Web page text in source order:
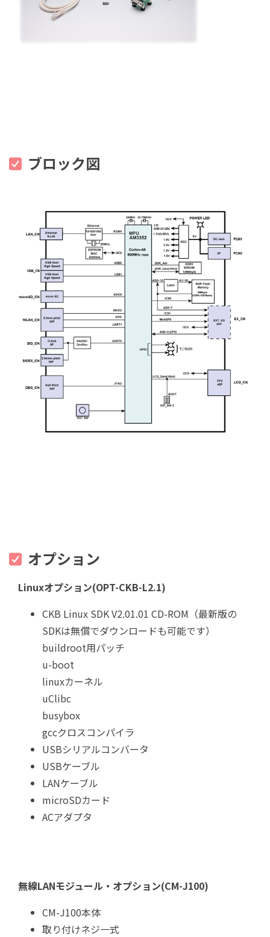
ブロック図
オプション
Linuxオプション(OPT-CKB-L2.1)
CKB Linux SDK V2.01.01 CD-ROM（最新版の
SDKは無償でダウンロードも可能です）
buildroot用パッチ
u-boot
linuxカーネル
uClibc
busybox
gccクロスコンパイラ
USBシリアルコンバータ
USBケーブル
LANケーブル
microSDカード
ACアダプタ
無線LANモジュール・オプション(CM-J100)
CM-J100本体
取り付けネジ一式